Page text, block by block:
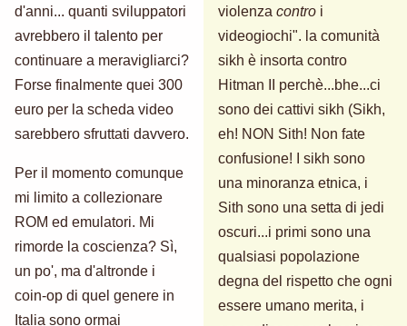
d'anni... quanti sviluppatori
avrebbero il talento per
continuare a meravigliarci?
Forse finalmente quei 300
euro per la scheda video
sarebbero sfruttati davvero.
Per il momento comunque
mi limito a collezionare
ROM ed emulatori. Mi
rimorde la coscienza? Sì,
un po', ma d'altronde i
coin-op di quel genere in
Italia sono ormai
violenza contro i
videogiochi". la comunità
sikh è insorta contro
Hitman II perchè...bhe...ci
sono dei cattivi sikh (Sikh,
eh! NON Sith! Non fate
confusione! I sikh sono
una minoranza etnica, i
Sith sono una setta di jedi
oscuri...i primi sono una
qualsiasi popolazione
degna del rispetto che ogni
essere umano merita, i